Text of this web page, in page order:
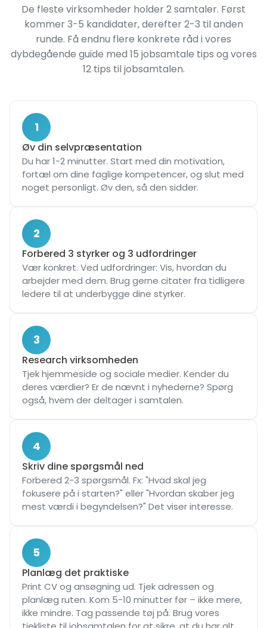
De fleste virksomheder holder 2 samtaler. Først
kommer 3-5 kandidater, derefter 2-3 til anden
runde. Få endnu flere konkrete råd i vores
dybdegående guide med 15 jobsamtale tips og vores
12 tips til jobsamtalen.
1
Øv din selvpræsentation
Du har 1-2 minutter. Start med din motivation,
fortæl om dine faglige kompetencer, og slut med
noget personligt. Øv den, så den sidder.
2
Forbered 3 styrker og 3 udfordringer
Vær konkret. Ved udfordringer: Vis, hvordan du
arbejder med dem. Brug gerne citater fra tidligere
ledere til at underbygge dine styrker.
3
Research virksomheden
Tjek hjemmeside og sociale medier. Kender du
deres værdier? Er de nævnt i nyhederne? Spørg
også, hvem der deltager i samtalen.
4
Skriv dine spørgsmål ned
Forbered 2-3 spørgsmål. Fx: "Hvad skal jeg
fokusere på i starten?" eller "Hvordan skaber jeg
mest værdi i begyndelsen?" Det viser interesse.
5
Planlæg det praktiske
Print CV og ansøgning ud. Tjek adressen og
planlæg ruten. Kom 5-10 minutter før – ikke mere,
ikke mindre. Tag passende tøj på. Brug vores